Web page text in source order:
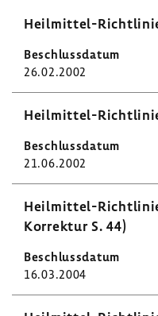
Heilmittel-​
26.02.2002
Heilmittel-​
21.06.2002
Heilmittel-​
Korrektur S. 44)
16.03.2004